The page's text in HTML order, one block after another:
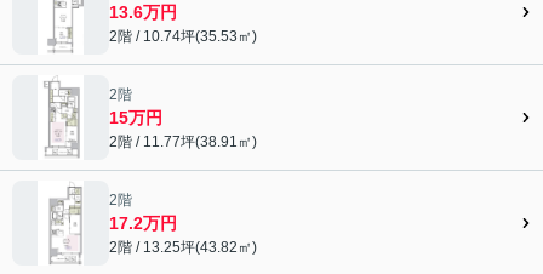
13.6万円
2階 / 10.74坪(35.53㎡)
2階
15万円
2階 / 11.77坪(38.91㎡)
2階
17.2万円
2階 / 13.25坪(43.82㎡)